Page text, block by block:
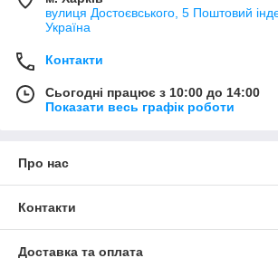
вулиця Достоєвського, 5 Поштовий
Україна
Контакти
Сьогодні працює з 10:00 до 14:00
Показати весь графік роботи
Про нас
Контакти
Доставка та оплата